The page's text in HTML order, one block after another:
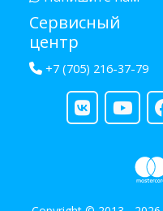
Сервисный
центр
+7 (705) 216-37-79